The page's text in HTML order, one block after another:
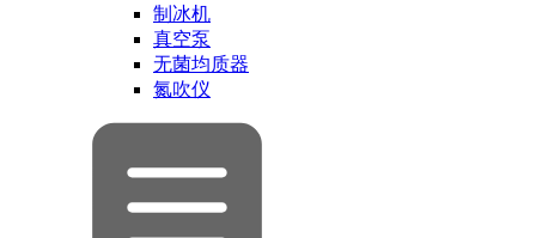
制冰机
真空泵
无菌均质器
氮吹仪